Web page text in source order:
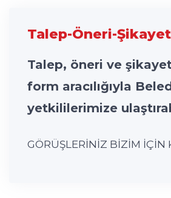
Talep-Öneri-
Talep, öneri ve
form aracılığıyla
yetkililerimize
GÖRÜŞLERİNİZ BİZİM İÇİN